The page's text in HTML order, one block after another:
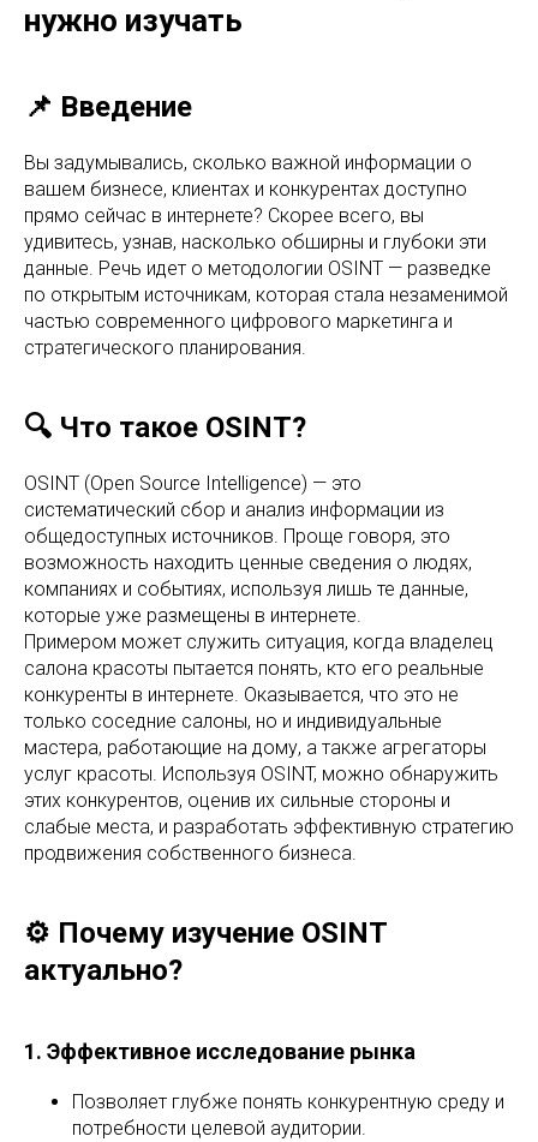
нужно изучать
📌 Введение
Вы задумывались, сколько важной информации о
вашем бизнесе, клиентах и конкурентах доступно
прямо сейчас в интернете? Скорее всего, вы
удивитесь, узнав, насколько обширны и глубоки эти
данные. Речь идет о методологии OSINT — разведке
по открытым источникам, которая стала незаменимой
частью современного цифрового маркетинга и
стратегического планирования.
🔍 Что такое OSINT?
OSINT (Open Source Intelligence) — это
систематический сбор и анализ информации из
общедоступных источников. Проще говоря, это
возможность находить ценные сведения о людях,
компаниях и событиях, используя лишь те данные,
которые уже размещены в интернете.
Примером может служить ситуация, когда владелец
салона красоты пытается понять, кто его реальные
конкуренты в интернете. Оказывается, что это не
только соседние салоны, но и индивидуальные
мастера, работающие на дому, а также агрегаторы
услуг красоты. Используя OSINT, можно обнаружить
этих конкурентов, оценив их сильные стороны и
слабые места, и разработать эффективную стратегию
продвижения собственного бизнеса.
⚙️ Почему изучение OSINT
актуально?
1. Эффективное исследование рынка
Позволяет глубже понять конкурентную среду и
потребности целевой аудитории.